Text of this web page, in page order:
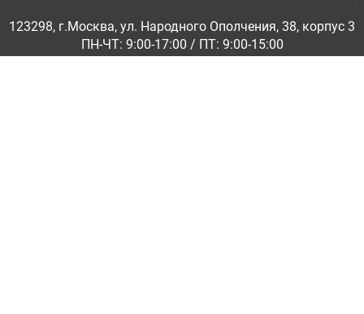
123298, г.Москва, ул. Народного Ополчения, 38, корпус 3
ПН-ЧТ: 9:00-17:00 / ПТ: 9:00-15:00